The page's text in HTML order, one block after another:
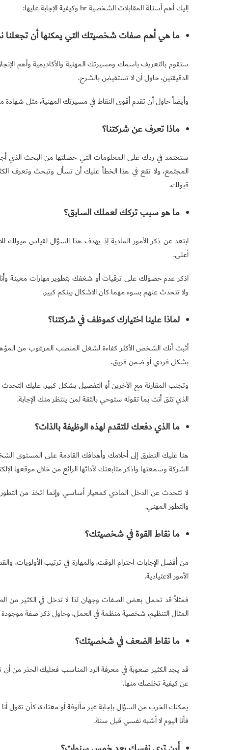
إليك أهم أسئلة المقابلات الشخصية hr وكيفية الإجابة عليها:
ما هي أهم صفات شخصيتك التي يمكنها أن تجعلنا
ستقوم بالتعريف باسمك ومسيرتك المهنية والأكاديمية وأهم
الدقيقتين، حاول أن لا تستفيض بالشرح.
وأيضاً حاول أن تقدم أقوى النقاط في مسيرتك المهنية، مثل شهادة
ماذا تعرف عن شركتنا؟
ستعتمد في ردك على المعلومات التي حصلتها من البحث الذي
المجتمع، ولا تقع في هذا الخطأ عليك أن تسأل وتبحث وتعرف
قبولك.
ما هو سبب تركك لعملك السابق؟
ابتعد عن ذكر الأمور المادية إذ يهدف هذا السؤال لقياس
أعلى.
اذكر عدم حصولك على ترقيات أو شغفك بتطوير مهارات معينة
ولا تتحدث عنهم بسوء مهما كان الاشكال بينكم كبير.
لماذا علينا اختيارك كموظف في شركتنا؟
أثبت أنك الشخص الأكثر كفاءة لشغل المنصب المرغوب من
بشكل فردي أو ضمن فريق.
وتجنب المقارنة مع الآخرين أو التفصيل بشكل كبير، عليك
الذي تثق أنت بما تقوله ستوحي بالثقة لمن ينتظر منك الإجابة.
ما الذي دفعك للتقدم لهذه الوظيفة بالذات؟
هنا عليك التطرق إلى أحلامك وأهدافك القادمة على المستوى
الشركة وسمعتها واذكر متابعتك لأدائها الرائع من خلال موقعها
لا تتحدث عن الدخل المادي كمعيار أساسي وإنما اتخذ من التطور
والتطور المهني.
ما نقاط القوة في شخصيتك؟
من أفضل الإجابات احترام الوقت، والمهارة في ترتيب الأولويات،
الأمور الاعتيادية.
فمثلاً قد تحمل بعض الصفات وجهان لذا لا تدخل في الكثير
المثال التنظيم، شخصية منظمة في العمل، وحاول ذكر صفة موجودة
ما نقاط الضعف في شخصيتك؟
قد يجد الكثير صعوبة في معرفة الرد المناسب فعليك الحذر
عن كيفية تخلصك منها.
يمكنك الخرب من السؤال بإجابة غير مألوفة أو معتادة، كأن تقول
فأنا اليوم لا أشبه نفسي قبل سنة.